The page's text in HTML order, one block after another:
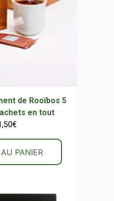
de Rooïbos 5
en tout
€
PANIER